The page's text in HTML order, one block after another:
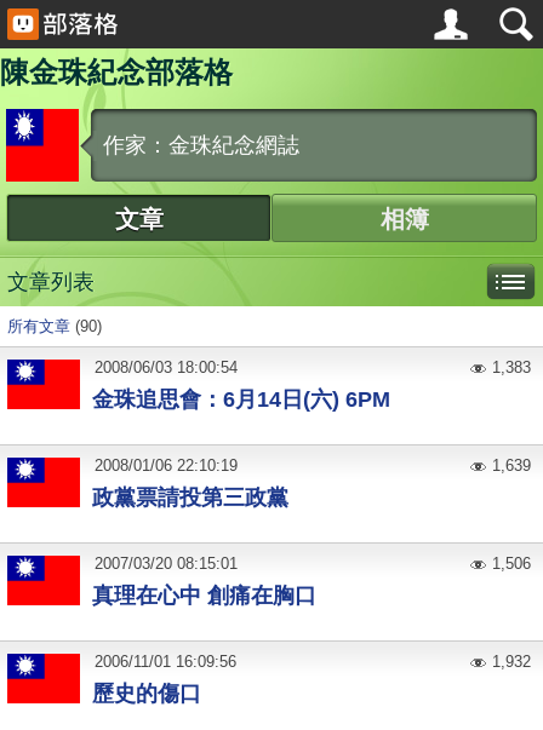
陳金珠紀念部落格
作家：金珠紀念網誌
文章 相簿
文章列表
所有文章 (90)
金珠追思會：6月14日(六) 6PM
2008/06/03 18:00:54 1,383
政黨票請投第三政黨
2008/01/06 22:10:19 1,639
真理在心中 創痛在胸口
2007/03/20 08:15:01 1,506
歷史的傷口
2006/11/01 16:09:56 1,932